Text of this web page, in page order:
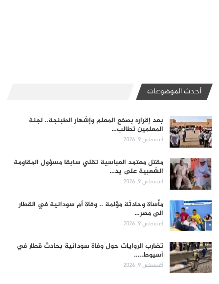
أحدث الموضوعات
بعد إقراره بصفع المعلم وإشهار الطبنجة.. لجنة
المعلمين تطالب…
أغسطس 9, 2026
مقتل معتمد العباسية تقلي سابقا مسؤول المقاومة
الشعبية على يد…
أغسطس 9, 2026
مأساة وحادثة مؤلمة .. وفاة أم سودانية في القطار
الى مصر…
أغسطس 9, 2026
تضارب الروايات حول وفاة سودانية بحادث قطار في
أسيوط..…
أغسطس 9, 2026